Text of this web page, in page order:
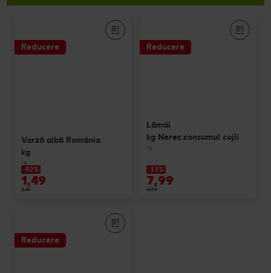
Reducere
Varză albă România
kg
kg
-40%
1,49
2,49
Reducere
Lămâi
kg Nerec.consumul cojii
kg
-33%
7,99
11,99
Reducere